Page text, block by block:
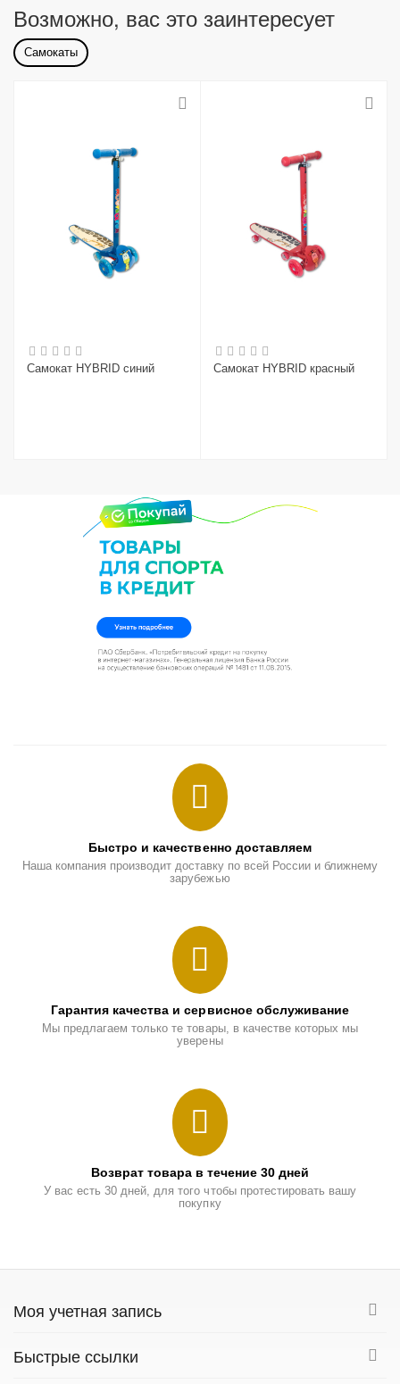
Возможно, вас это заинтересует
Самокаты
Самокат HYBRID синий Самокат HYBRID красный
Быстро и качественно доставляем
Наша компания производит доставку по всей России и ближнему
зарубежью
Гарантия качества и сервисное обслуживание
Мы предлагаем только те товары, в качестве которых мы
уверены
Возврат товара в течение 30 дней
У вас есть 30 дней, для того чтобы протестировать вашу
покупку
Моя учетная запись
Быстрые ссылки